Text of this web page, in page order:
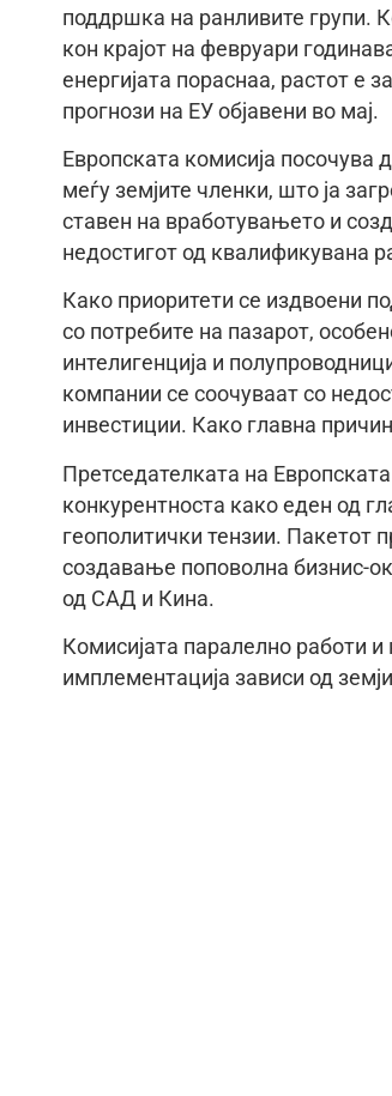
поддршка на ранливите групи.
кон крајот на февруари
енергијата пораснаа, растот е
прогнози на ЕУ објавени во мај.
Европската комисија посочува
меѓу земјите членки, што ја
ставен на вработувањето и
недостигот од квалификувана
Како приоритети се издвоени
со потребите на пазарот,
интелигенција и
компании се соочуваат со
инвестиции. Како главна
Претседателката на
конкурентноста како еден од
геополитички тензии. Пакетот
создавање поповолна бизнис-
од САД и Кина.
Комисијата паралелно работи
имплементација зависи од